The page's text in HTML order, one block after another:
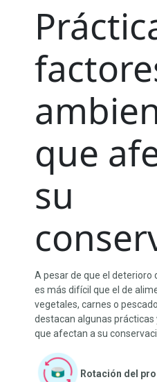
que
su
A pesar de que el deterioro
es más difícil que el de
vegetales, carnes o
destacan algunas
que afectan a su
Rotación del